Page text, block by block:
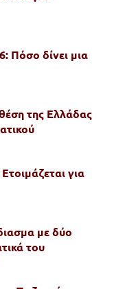
Πόσο δίνει μια
της Ελλάδας
για
με δύο
του